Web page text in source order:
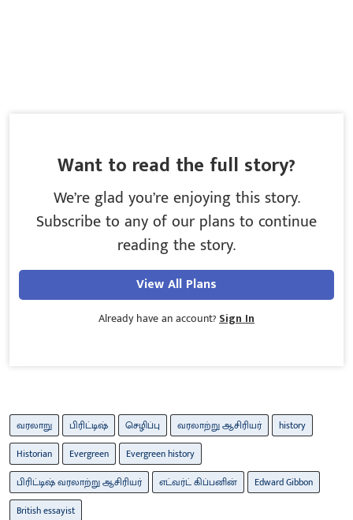
Want to read the full story?
We’re glad you’re enjoying this story.
Subscribe to any of our plans to continue
reading the story.
View All Plans
Already have an account? Sign In
வரலாறு பிரிட்டிஷ் செழிப்பு வரலாற்று ஆசிரியர்
history
Historian
Evergreen
Evergreen history
பிரிட்டிஷ் வரலாற்று ஆசிரியர்
எட்வர்ட் கிப்பனின்
Edward Gibbon
British essayist